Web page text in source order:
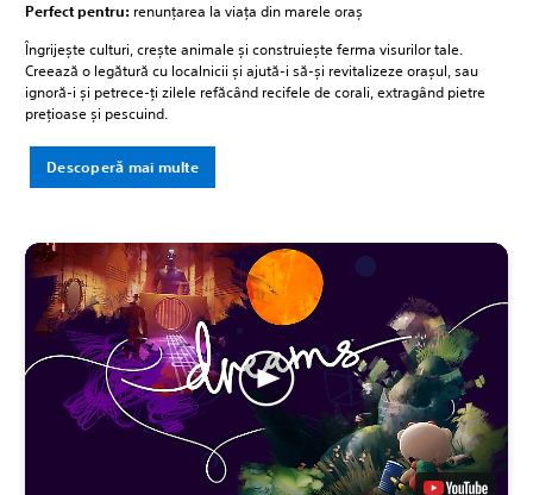
Perfect pentru: renunțarea la viața din marele oraș
Îngrijește culturi, crește animale și construiește ferma visurilor tale.
Creează o legătură cu localnicii și ajută-i să-și revitalizeze orașul, sau
ignoră-i și petrece-ți zilele refăcând recifele de corali, extragând pietre
prețioase și pescuind.
Descoperă mai multe